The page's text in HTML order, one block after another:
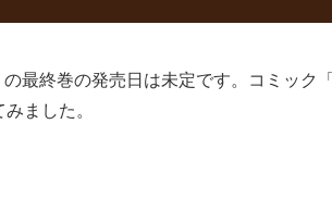
最終巻の発売日は未定です。コミック
ました。